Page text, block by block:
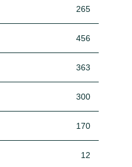
265
456
363
300
170
12